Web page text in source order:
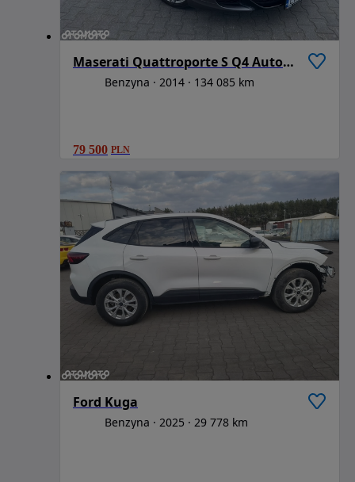
Maserati Quattroporte S Q4 Automatik
Benzyna 2014 134 085 km
79 500 PLN
Ford Kuga
Benzyna 2025 29 778 km